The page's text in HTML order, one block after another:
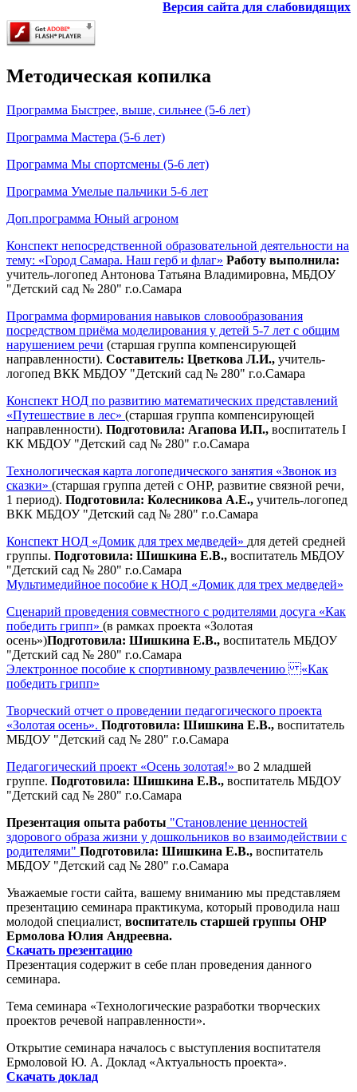
Версия сайта для слабовидящих
Методическая копилка
Программа Быстрее, выше, сильнее (5-6 лет)
Программа Мастера (5-6 лет)
Программа Мы спортсмены (5-6 лет)
Программа Умелые пальчики 5-6 лет
Доп.программа Юный агроном
Конспект непосредственной образовательной деятельности на
тему: «Город Самара. Наш герб и флаг» Работу выполнила:
учитель-логопед Антонова Татьяна Владимировна, МБДОУ
"Детский сад № 280" г.о.Самара
Программа формирования навыков словообразования
посредством приёма моделирования у детей 5-7 лет с общим
нарушением речи (старшая группа компенсирующей
направленности). Составитель: Цветкова Л.И., учитель-
логопед ВКК МБДОУ "Детский сад № 280" г.о.Самара
Конспект НОД по развитию математических представлений
«Путешествие в лес» (старшая группа компенсирующей
направленности). Подготовила: Агапова И.П., воспитатель I
КК МБДОУ "Детский сад № 280" г.о.Самара
Технологическая карта логопедического занятия «Звонок из
сказки» (старшая группа детей с ОНР, развитие связной речи,
1 период). Подготовила: Колесникова А.Е., учитель-логопед
ВКК МБДОУ "Детский сад № 280" г.о.Самара
Конспект НОД «Домик для трех медведей» для детей средней
группы. Подготовила: Шишкина Е.В., воспитатель МБДОУ
"Детский сад № 280" г.о.Самара
Мультимедийное пособие к НОД «Домик для трех медведей»
Сценарий проведения совместного с родителями досуга «Как
победить грипп» (в рамках проекта «Золотая
осень»)Подготовила: Шишкина Е.В., воспитатель МБДОУ
"Детский сад № 280" г.о.Самара
Электронное пособие к спортивному развлечению «Как
победить грипп»
Творческий отчет о проведении педагогического проекта
«Золотая осень». Подготовила: Шишкина Е.В., воспитатель
МБДОУ "Детский сад № 280" г.о.Самара
Педагогический проект «Осень золотая!» во 2 младшей
группе. Подготовила: Шишкина Е.В., воспитатель МБДОУ
"Детский сад № 280" г.о.Самара
Презентация опыта работы "Становление ценностей
здорового образа жизни у дошкольников во взаимодействии с
родителями" Подготовила: Шишкина Е.В., воспитатель
МБДОУ "Детский сад № 280" г.о.Самара
Уважаемые гости сайта, вашему вниманию мы представляем
презентацию семинара практикума, который проводила наш
молодой специалист, воспитатель старшей группы ОНР
Ермолова Юлия Андреевна.
Скачать презентацию
Презентация содержит в себе план проведения данного
семинара.
Тема семинара «Технологические разработки творческих
проектов речевой направленности».
Открытие семинара началось с выступления воспитателя
Ермоловой Ю. А. Доклад «Актуальность проекта».
Скачать доклад